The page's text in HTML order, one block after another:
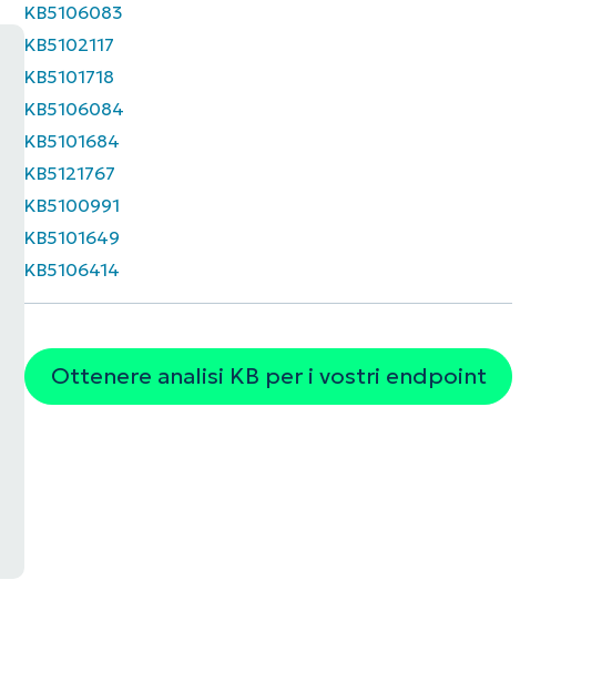
KB5106083
KB5102117
KB5101718
KB5106084
KB5101684
KB5121767
KB5100991
KB5101649
KB5106414
Ottenere analisi KB per i vostri endpoint